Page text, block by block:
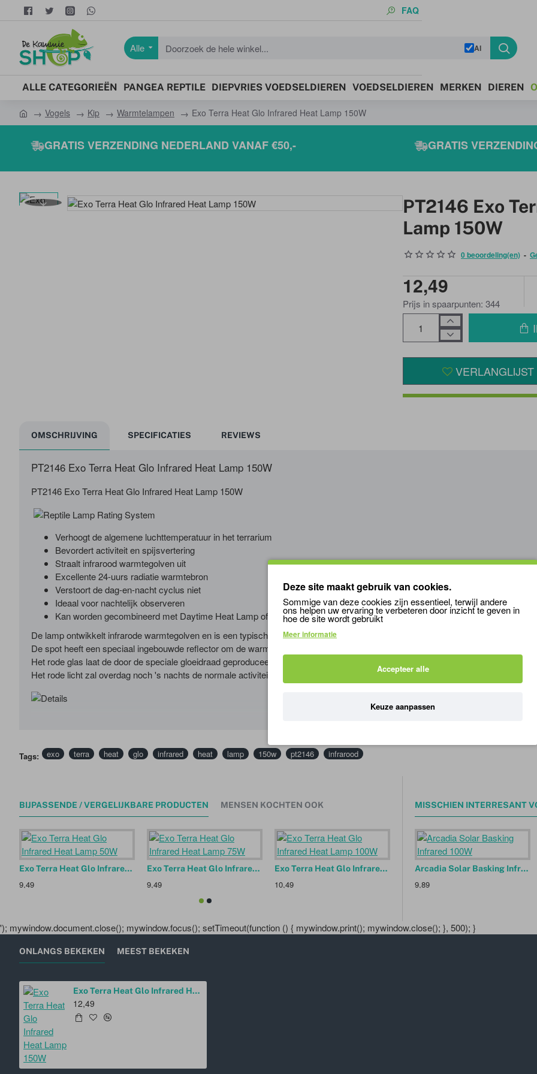
FAQ
Alle
Doorzoek
hele
AI
ALLE CATEGORIEËN PANGEA REPTILE DIEPVRIES VOEDSELDIEREN VOEDSELDIEREN MERKEN DIEREN
h
Vogels Kip Warmtelampen Exo Terra Heat Glo Infrared Heat Lamp 150W
GRATIS VERZENDING NEDERLAND VANAF €50,- GRATIS
PT2146 Exo
Lamp 150W
0 beoordeling(en) -
12,49
Prijs in spaarpunten: 344
VERLANGLIJST
OMSCHRIJVING SPECIFICATIES REVIEWS
PT2146 Exo Terra Heat Glo Infrared Heat Lamp 150W
PT2146 Exo Terra Heat Glo Infrared Heat Lamp 150W
Verhoogt de algemene luchttemperatuur in het terrarium
Bevordert activiteit en spijsvertering
Straalt infrarood warmtegolven uit
Excellente 24-uurs radiatie warmtebron
Verstoort de dag-en-nacht cyclus niet
Ideaal voor nachtelijk observeren
Kan worden gecombineerd met Daytime Heat Lamp of Night Heat Lamp voor een 24-uurs cyclus
De lamp ontwikkelt infrarode warmtegolven en is een typische verwarmingslamp.
De spot heeft een speciaal ingebouwde reflector om de warmte in elke gewenste richting te sturen.
Het rode glas laat de door de speciale gloeidraad geproduceerde infrarode golven door.
Het rode licht zal overdag noch 's nachts de normale activiteiten verstoren, en is dus een perfecte 24-uurse warmtebron.
Tags: exo terra heat glo infrared heat lamp 150w pt2146 infrarood
BIJPASSENDE / VERGELIJKBARE PRODUCTEN MENSEN KOCHTEN OOK
Exo Terra Heat Glo Infrared Heat Lamp 50W
9,49
Exo Terra Heat Glo Infrared Heat Lamp 75W
9,49
Exo Terra Heat Glo Infrared Heat Lamp 100W
10,49
Exo Terra Intense Basking Spot Lamp 25W
6,99
MISSCHIEN INTERRESANT
Arcadia Solar Basking Infrared 100W
9,89
'); mywindow.document.close(); mywindow.focus(); setTimeout(function () { mywindow.print(); mywindow.close(); }, 500); }
ONLANGS BEKEKEN MEEST BEKEKEN
Exo Terra Heat Glo Infrared Heat Lamp 150W
12,49
Deze site maakt gebruik van cookies.
Sommige van deze cookies zijn essentieel, terwijl andere
ons helpen uw ervaring te verbeteren door inzicht te geven in
hoe de site wordt gebruikt
Meer informatie
Accepteer alle
Keuze aanpassen